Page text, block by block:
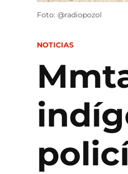
Foto: @radiopozol
POSTED
NOTICIAS